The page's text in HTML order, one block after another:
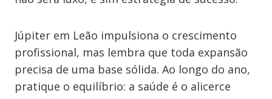
Júpiter em Leão impulsiona o crescimento
profissional, mas lembra que toda expansão
precisa de uma base sólida. Ao longo do ano,
pratique o equilíbrio: a saúde é o alicerce